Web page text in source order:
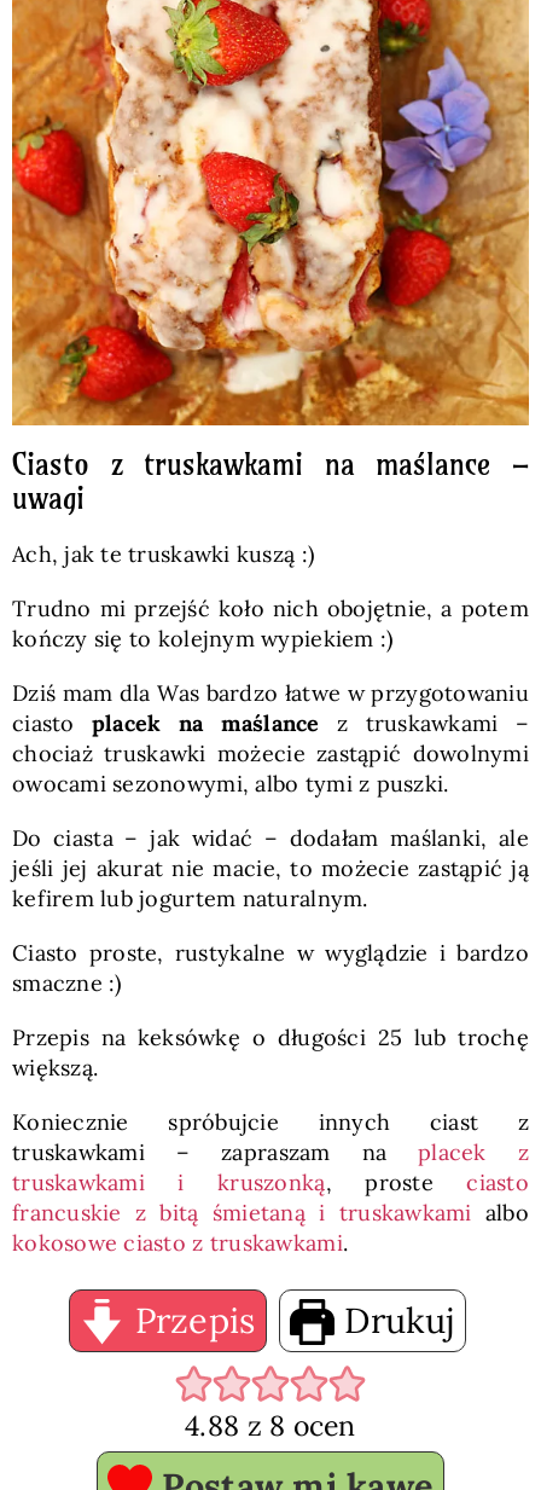
Ciasto z truskawkami na maślance –
uwagi
Ach, jak te truskawki kuszą :)
Trudno mi przejść koło nich obojętnie, a potem
kończy się to kolejnym wypiekiem :)
Dziś mam dla Was bardzo łatwe w przygotowaniu
ciasto placek na maślance z truskawkami –
chociaż truskawki możecie zastąpić dowolnymi
owocami sezonowymi, albo tymi z puszki.
Do ciasta – jak widać – dodałam maślanki, ale
jeśli jej akurat nie macie, to możecie zastąpić ją
kefirem lub jogurtem naturalnym.
Ciasto proste, rustykalne w wyglądzie i bardzo
smaczne :)
Przepis na keksówkę o długości 25 lub trochę
większą.
Koniecznie spróbujcie innych ciast z
truskawkami – zapraszam naplacek z
truskawkami i kruszonką, prosteciasto
francuskie z bitą śmietaną i truskawkami albo
kokosowe ciasto z truskawkami.
Przepis Drukuj
4.88 z 8 ocen